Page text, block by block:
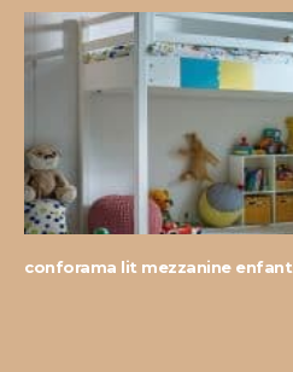
conforama lit mezzanine enfant